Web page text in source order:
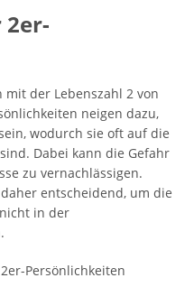
der Lebenszahl 2 von
neigen dazu,
wodurch sie oft auf die
Dabei kann die Gefahr
zu vernachlässigen.
entscheidend, um die
in der
Persönlichkeiten